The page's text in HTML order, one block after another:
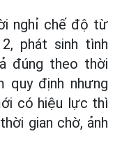
nghỉ chế độ từ
phát sinh tình
đúng theo thời
quy định nhưng
có hiệu lực thì
gian chờ, ảnh